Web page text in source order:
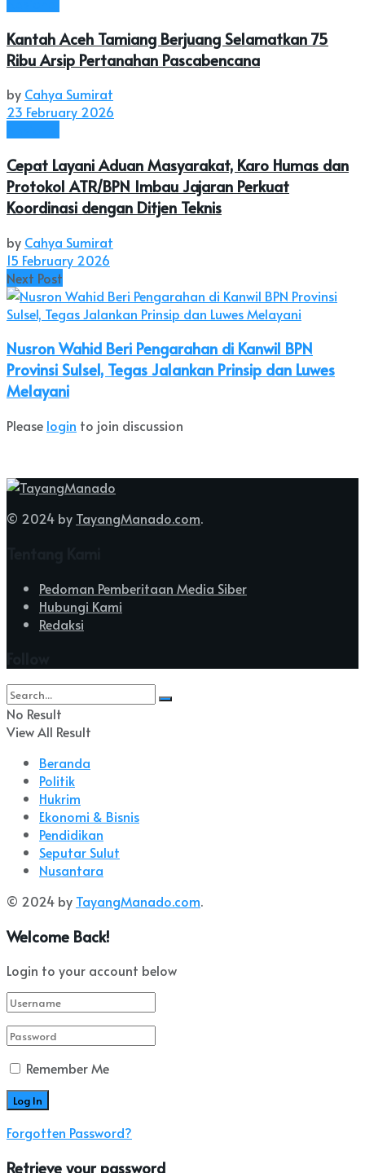
Kantah Aceh Tamiang Berjuang Selamatkan 75
Ribu Arsip Pertanahan Pascabencana
by Cahya Sumirat
23 February 2026
Cepat Layani Aduan Masyarakat, Karo Humas dan
Protokol ATR/BPN Imbau Jajaran Perkuat
Koordinasi dengan Ditjen Teknis
by Cahya Sumirat
15 February 2026
Next Post
Nusron Wahid Beri Pengarahan di Kanwil BPN
Provinsi Sulsel, Tegas Jalankan Prinsip dan Luwes
Melayani
Please login to join discussion
© 2024 by TayangManado.com.
Pedoman Pemberitaan Media Siber
Hubungi Kami
Redaksi
No Result
View All Result
Beranda
Politik
Hukrim
Ekonomi & Bisnis
Pendidikan
Seputar Sulut
Nusantara
© 2024 by TayangManado.com.
Welcome Back!
Login to your account below
Remember Me
Forgotten Password?
Retrieve your password